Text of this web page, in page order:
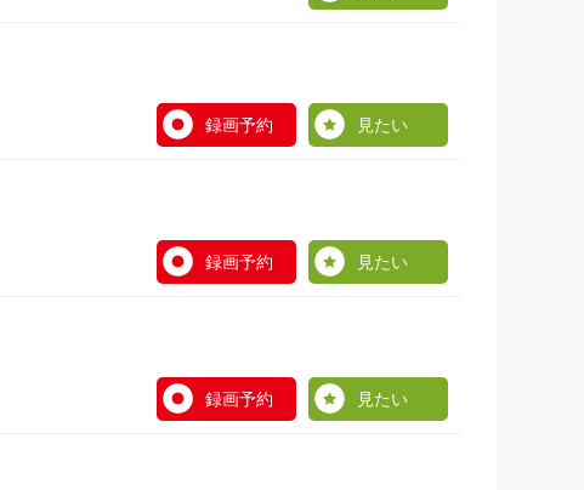
録画予約 見たい
録画予約 見たい
録画予約 見たい